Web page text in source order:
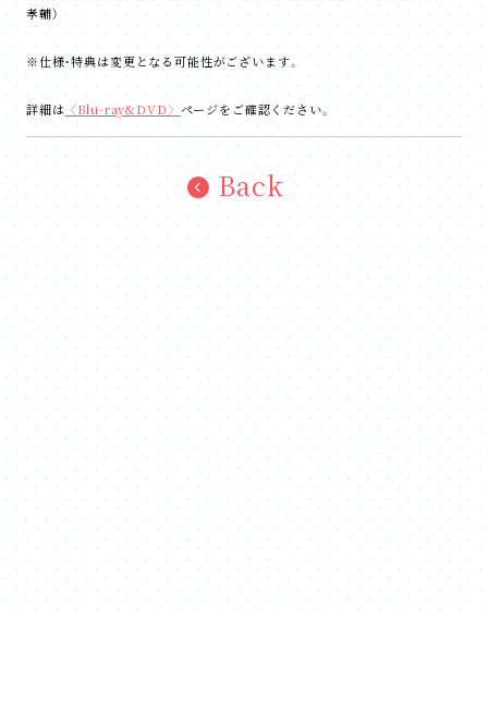
孝輔）
※仕様・特典は変更となる可能性がございます。
詳細は 〈Blu-ray&DVD〉 ページをご確認ください。
Back